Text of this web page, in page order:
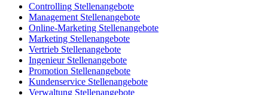
Controlling Stellenangebote
Management Stellenangebote
Online-Marketing Stellenangebote
Marketing Stellenangebote
Vertrieb Stellenangebote
Ingenieur Stellenangebote
Promotion Stellenangebote
Kundenservice Stellenangebote
Verwaltung Stellenangebote